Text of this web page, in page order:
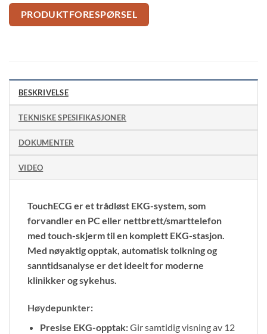
PRODUKTFORESPØRSEL
BESKRIVELSE
TEKNISKE SPESIFIKASJONER
DOKUMENTER
VIDEO
TouchECG er et trådløst EKG-system, som
forvandler en PC eller nettbrett/smarttelefon
med touch-skjerm til en komplett EKG-stasjon.
Med nøyaktig opptak, automatisk tolkning og
sanntidsanalyse er det ideelt for moderne
klinikker og sykehus.
Høydepunkter:
Presise EKG-opptak:Gir samtidig visning av 12